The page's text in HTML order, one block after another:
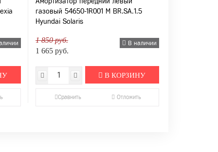
газовый 54650-1R001 M BR.SA.1.5
Hyundai Solaris
1 850 руб.
1 665 руб.
В наличии
В КОРЗИНУ
Сравнить Отложить